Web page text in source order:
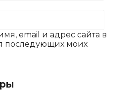
email и адрес сайта в
последующих моих